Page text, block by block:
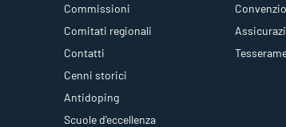
Commissioni
Comitati regionali
Contatti
Cenni storici
Antidoping
Scuole d'eccellenza